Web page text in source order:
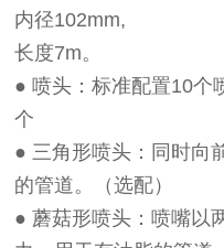
内径102mm,
长度7m。
● 喷头：标准配置10个
个
● 三角形喷头：同时向
的管道。（选配）
● 蘑菇形喷头：喷嘴以